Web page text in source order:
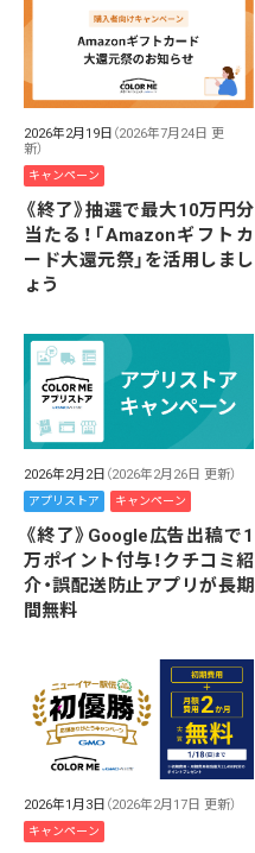
2026年2月19日 （2026年7月24日 更
新）
キャンペーン
《終了》抽選で最大10万円分
当たる！「Amazonギフトカ
ード大還元祭」を活用しまし
ょう
2026年2月2日 （2026年2月26日 更新）
アプリストア キャンペーン
《終了》Google広告出稿で1
万ポイント付与！クチコミ紹
介・誤配送防止アプリが長期
間無料
2026年1月3日 （2026年2月17日 更新）
キャンペーン